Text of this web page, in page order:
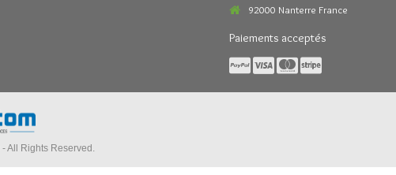
92000 Nanterre France
Paiements acceptés
- All Rights Reserved.